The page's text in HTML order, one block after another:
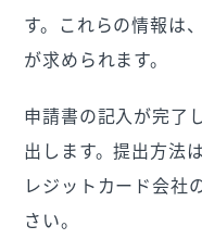
す。これらの情報は
が求められます。
申請書の記入が完了
出します。提出方法
レジットカード会社
さい。